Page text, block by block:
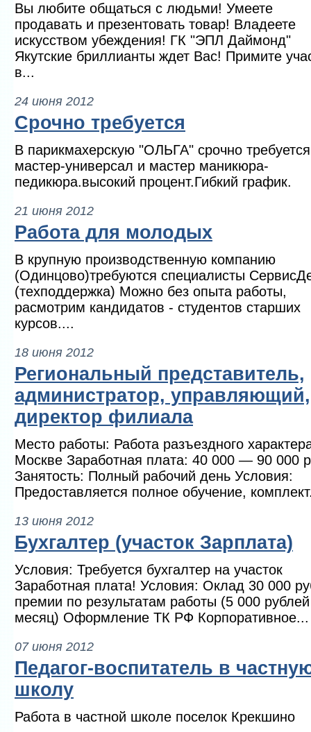
Вы любите общаться с людьми! Умеете
продавать и презентовать товар! Владеете
искусством убеждения! ГК "ЭПЛ Даймонд"
Якутские бриллианты ждет Вас! Примите
в...
24 июня 2012
Срочно требуется
В парикмахерскую "ОЛЬГА" срочно требуется
мастер-универсал и мастер маникюра-
педикюра.высокий процент.Гибкий график.
21 июня 2012
Работа для молодых
В крупную производственную компанию
(Одинцово)требуются специалисты
(техподдержка) Можно без опыта работы,
расмотрим кандидатов - студентов старших
курсов....
18 июня 2012
Региональный представитель,
администратор, управляющий,
директор филиала
Место работы: Работа разъездного
Москве Заработная плата: 40 000 — 90 000
Занятость: Полный рабочий день Условия:
Предоставляется полное обучение,
13 июня 2012
Бухгалтер (участок Зарплата)
Условия: Требуется бухгалтер на участок
Заработная плата! Условия: Оклад 30 000
премии по результатам работы (5 000
месяц) Оформление ТК РФ Корпоративное...
07 июня 2012
Педагог-воспитатель в
школу
Работа в частной школе поселок Крекшино